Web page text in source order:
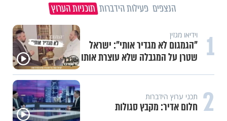
הנצפים פעילות הידברות תוכניות הערוץ
1 וידיאו מגזין
"הגמגום לא מגדיר אותי": ישראל
שטרן על המגבלה שלא עוצרת אותו
2 תכני ערוץ הידברות
חלום אדיר: מקבץ סגולות